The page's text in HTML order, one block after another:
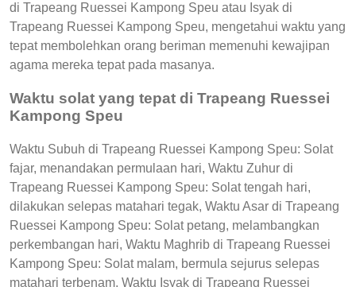
di Trapeang Ruessei Kampong Speu atau Isyak di
Trapeang Ruessei Kampong Speu, mengetahui waktu yang
tepat membolehkan orang beriman memenuhi kewajipan
agama mereka tepat pada masanya.
Waktu solat yang tepat di Trapeang Ruessei
Kampong Speu
Waktu Subuh di Trapeang Ruessei Kampong Speu: Solat
fajar, menandakan permulaan hari, Waktu Zuhur di
Trapeang Ruessei Kampong Speu: Solat tengah hari,
dilakukan selepas matahari tegak, Waktu Asar di Trapeang
Ruessei Kampong Speu: Solat petang, melambangkan
perkembangan hari, Waktu Maghrib di Trapeang Ruessei
Kampong Speu: Solat malam, bermula sejurus selepas
matahari terbenam, Waktu Isyak di Trapeang Ruessei